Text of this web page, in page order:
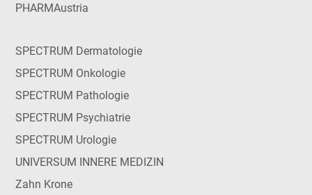
PHARMAustria
SPECTRUM Dermatologie
SPECTRUM Onkologie
SPECTRUM Pathologie
SPECTRUM Psychiatrie
SPECTRUM Urologie
UNIVERSUM INNERE MEDIZIN
Zahn Krone